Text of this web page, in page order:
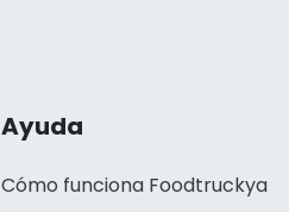
Ayuda
Cómo funciona Foodtruckya